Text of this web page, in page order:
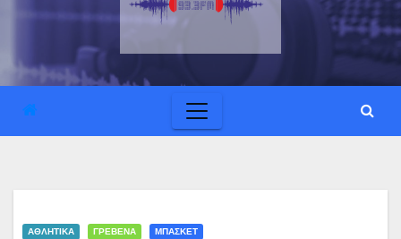
ΑΘΛΗΤΙΚΑ ΓΡΕΒΕΝΑ ΜΠΑΣΚΕΤ